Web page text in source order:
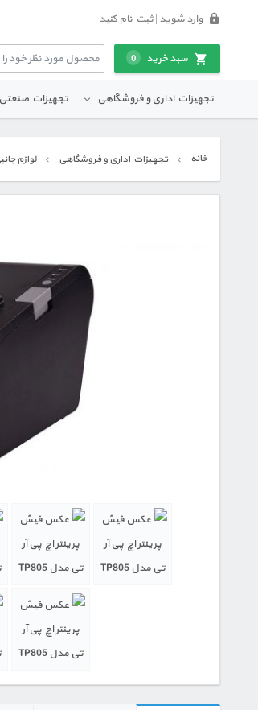
وارد شوید | ثبت نام کنید
سبد خرید 0
تجهیزات اداری و فروشگاهی تجهیزات صنعتی
خانه تجهیزات اداری و فروشگاهی لوازم